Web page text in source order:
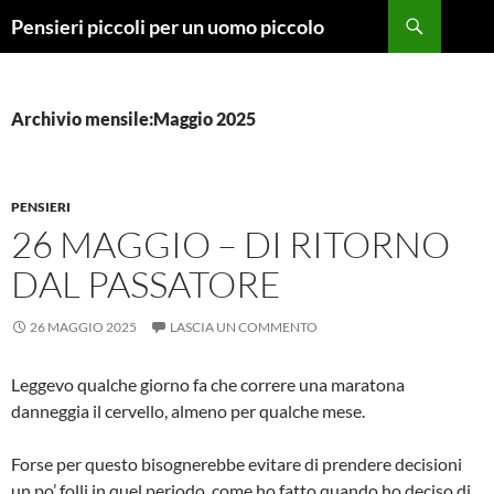
Pensieri piccoli per un uomo piccolo
Archivio mensile:Maggio 2025
PENSIERI
26 MAGGIO – DI RITORNO
DAL PASSATORE
26 MAGGIO 2025 LASCIA UN COMMENTO
Leggevo qualche giorno fa che correre una maratona
danneggia il cervello, almeno per qualche mese.
Forse per questo bisognerebbe evitare di prendere decisioni